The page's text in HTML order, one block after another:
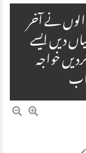
نے آخر
دیں ایسے
خواجہ